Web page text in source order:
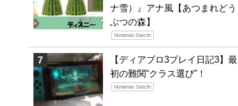
ナ雪）』アナ風【あつまれどう
ぶつの森】
Nintendo Swicth
【ディアブロ3プレイ日記3】最
初の難関“クラス選び”！
Nintendo Swicth